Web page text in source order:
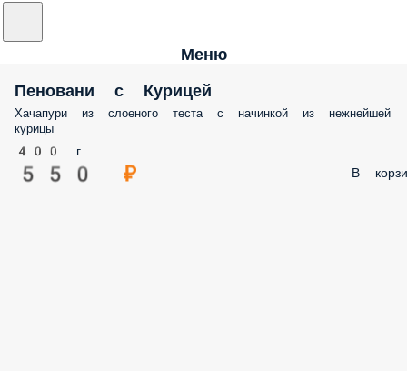
Меню
Пеновани с Курицей
Хачапури из слоеного теста с начинкой из нежнейшей
курицы
400 г.
550 ₽ В